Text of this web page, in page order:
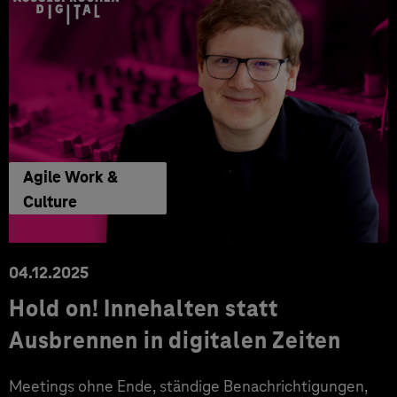
Agile Work &
Culture
04.12.2025
Hold on! Innehalten statt
Ausbrennen in digitalen Zeiten
Meetings ohne Ende, ständige Benachrichtigungen,